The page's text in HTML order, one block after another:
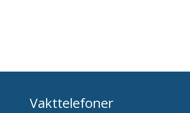
Vakttelefoner